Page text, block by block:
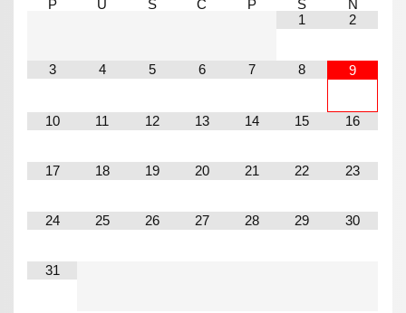
P
Ú S Č P S
N
1
2
3 4 5 6 7 8 9
10 11 12 13 14 15 16
17 18 19 20 21 22 23
24 25 26 27 28 29 30
31